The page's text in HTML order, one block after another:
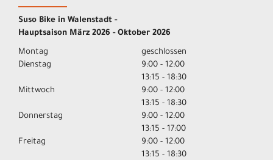
Suso Bike in Walenstadt -
Hauptsaison März 2026 - Oktober 2026
Montag
geschlossen
Dienstag
9:00 - 12:00
13:15 - 18:30
Mittwoch
9:00 - 12:00
13:15 - 18:30
Donnerstag
9:00 - 12:00
13:15 - 17:00
Freitag
9:00 - 12:00
13:15 - 18:30